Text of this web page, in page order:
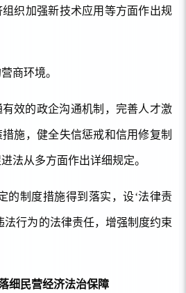
织加强新技术应用等方面作出规
商环境。
效的政企沟通机制，完善人才激
施，健全失信惩戒和信用修复制
法从多方面作出详细规定。
的制度措施得到落实，设‘法律责
法行为的法律责任，增强制度约束
细民营经济法治保障